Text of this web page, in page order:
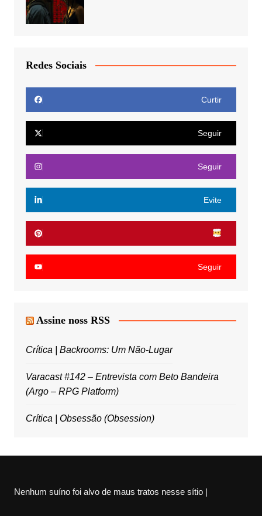
Redes Sociais
Curtir
Seguir
Seguir
Evite
Seguir
Assine noss RSS
Crítica | Backrooms: Um Não-Lugar
Varacast #142 – Entrevista com Beto Bandeira
(Argo – RPG Platform)
Crítica | Obsessão (Obsession)
Nenhum suíno foi alvo de maus tratos nesse sítio |